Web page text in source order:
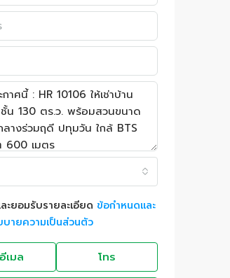
ะยอมรับรายละเอียด ข้อกำหนดและ
บายความเป็นส่วนตัว
เมล โทร